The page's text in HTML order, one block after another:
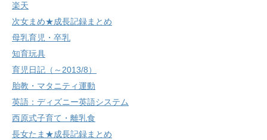
楽天
次女まめ★成長記録まとめ
母乳育児・卒乳
知育玩具
育児日記（～2013/8）
胎教・マタニティ運動
英語：ディズニー英語システム
西原式子育て・離乳食
長女たま★成長記録まとめ